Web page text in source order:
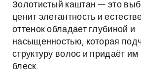
Золотистый каштан — это
ценит элегантность и
оттенок обладает глубиной и
насыщенностью, которая
структуру волос и придаёт
блеск.